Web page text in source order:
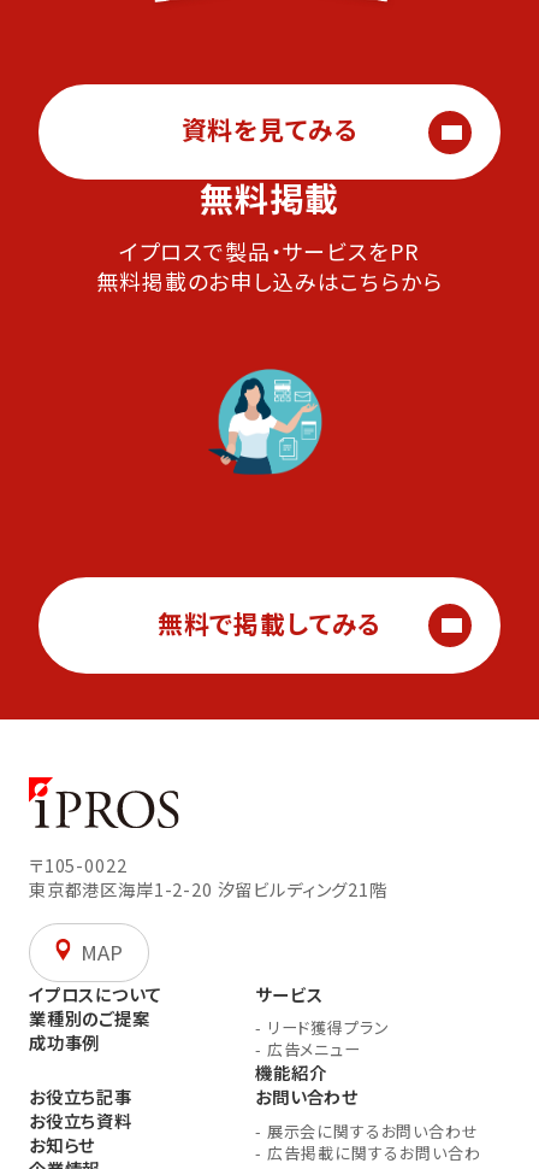
資料を見てみる
無料掲載
イプロスで製品・サービスをPR
無料掲載のお申し込みはこちらから
無料で掲載してみる
〒105-0022
東京都港区海岸1-2-20 汐留ビルディング21階
MAP
イプロスについて
業種別のご提案
成功事例
サービス
- リード獲得プラン
- 広告メニュー
機能紹介
お役立ち記事
お役立ち資料
お知らせ
お問い合わせ
- 展示会に関するお問い合わせ
- 広告掲載に関するお問い合わ